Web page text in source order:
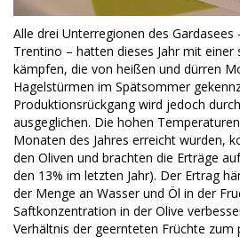
Alle drei Unterregionen des Gardasees
Trentino – hatten dieses Jahr mit einer
kämpfen, die von heißen und dürren
Hagelstürmen im Spätsommer
Produktionsrückgang wird jedoch
ausgeglichen. Die hohen
Monaten des Jahres erreicht wurden,
den Oliven und brachten die Erträge
den 13% im letzten Jahr). Der Ertrag
der Menge an Wasser und Öl in der
Saftkonzentration in der Olive
Verhältnis der geernteten Früchte zum